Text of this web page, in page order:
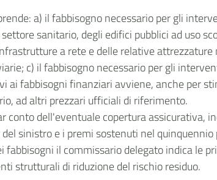
a) il fabbisogno necessario per gli
sanitario, degli edifici pubblici ad uso
a rete e delle relative
c) il fabbisogno necessario per gli
ai fabbisogni finanziari avviene, anche per
ad altri prezzari ufficiali di riferimento.
conto dell'eventuale copertura assicurativa,
sinistro e i premi sostenuti nel quinquennio
fabbisogni il commissario delegato indica le
strutturali di riduzione del rischio residuo.